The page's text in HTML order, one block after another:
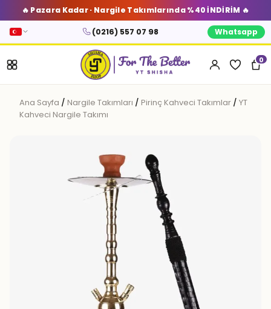
🔥 Pazara Kadar · Nargile Takımlarında %40 İNDİRİM 🔥
(0216) 557 07 98 Whatsapp
0
Ana Sayfa / Nargile Takımları / Pirinç Kahveci Takımlar / YT
Kahveci Nargile Takımı